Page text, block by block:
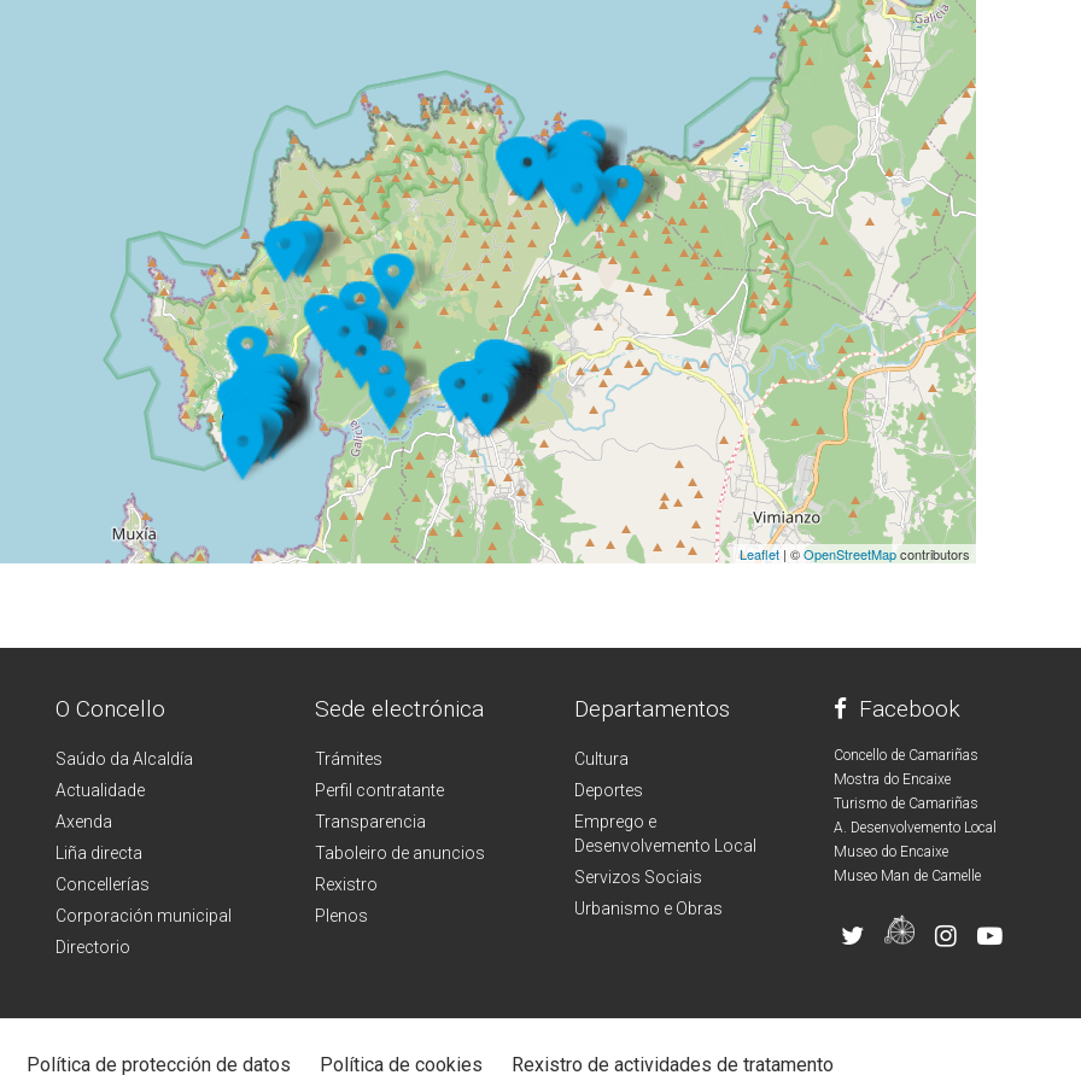
Leaflet | ©OpenStreetMapcontributors
O Concello
Saúdo da Alcaldía
Actualidade
Axenda
Liña directa
Concellerías
Corporación municipal
Directorio
Sede electrónica
Trámites
Perfil contratante
Transparencia
Taboleiro de anuncios
Rexistro
Plenos
Departamentos
Cultura
Deportes
Emprego e
Desenvolvemento Local
Servizos Sociais
Urbanismo e Obras
Facebook
Concello de Camariñas
Mostra do Encaixe
Turismo de Camariñas
A. Desenvolvemento Local
Museo do Encaixe
Museo Man de Camelle
Política de protección de datos Política de cookies Rexistro de actividades de tratamento